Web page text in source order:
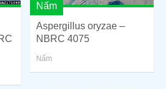
Nấm
Aspergillus oryzae –
NBRC 4075
Nấm